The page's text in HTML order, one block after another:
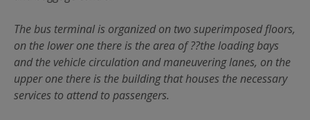
The bus terminal is organized on two superimposed floors,
on the lower one there is the area of ??the loading bays
and the vehicle circulation and maneuvering lanes, on the
upper one there is the building that houses the necessary
services to attend to passengers.